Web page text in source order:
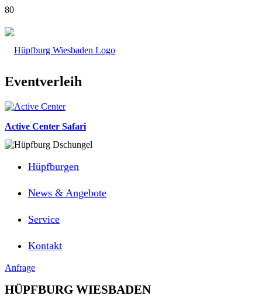
Eventverleih
Active Center Safari
Hüpfburgen
News & Angebote
Service
Kontakt
Anfrage
HÜPFBURG WIESBADEN